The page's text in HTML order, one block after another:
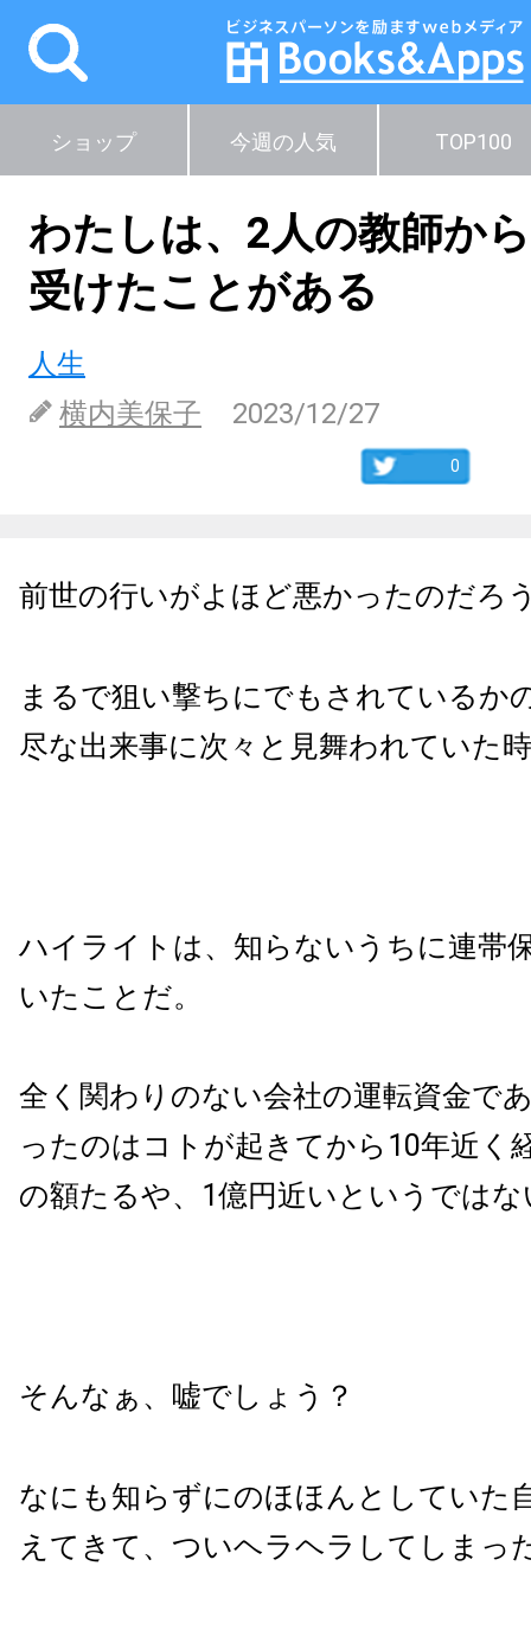
ショップ 今週の人気 TOP100
わたしは、2人の教師か
受けたことがある
人生
横内美保子
2023/12/27
0
前世の行いがよほど悪かったのだろ
まるで狙い撃ちにでもされているか
尽な出来事に次々と見舞われていた
ハイライトは、知らないうちに連帯
いたことだ。
全く関わりのない会社の運転資金で
ったのはコトが起きてから10年近く
の額たるや、1億円近いというではな
そんなぁ、嘘でしょう？
なにも知らずにのほほんとしていた
えてきて、ついヘラヘラしてしまっ